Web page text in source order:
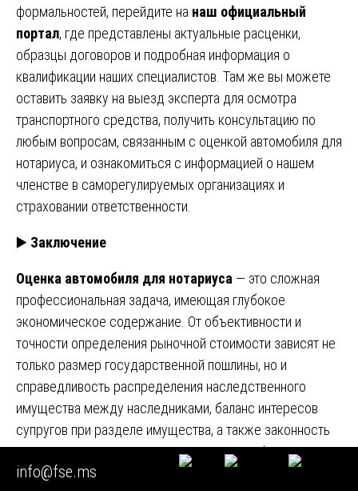
формальностей, перейдите на наш официальный
портал, где представлены актуальные расценки,
образцы договоров и подробная информация о
квалификации наших специалистов. Там же вы можете
оставить заявку на выезд эксперта для осмотра
транспортного средства, получить консультацию по
любым вопросам, связанным с оценкой автомобиля для
нотариуса, и ознакомиться с информацией о нашем
членстве в саморегулируемых организациях и
страховании ответственности.
▶️ Заключение
Оценка автомобиля для нотариуса — это сложная
профессиональная задача, имеющая глубокое
экономическое содержание. От объективности и
точности определения рыночной стоимости зависят не
только размер государственной пошлины, но и
справедливость распределения наследственного
имущества между наследниками, баланс интересов
супругов при разделе имущества, а также законность
сделок с участием несовершеннолетних. Федерация
судебных экспертов объединяет специалистов высшей
info@fse.ms